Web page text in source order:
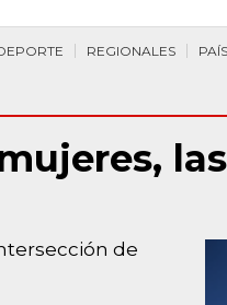
PAÍS
REGIONALES
de